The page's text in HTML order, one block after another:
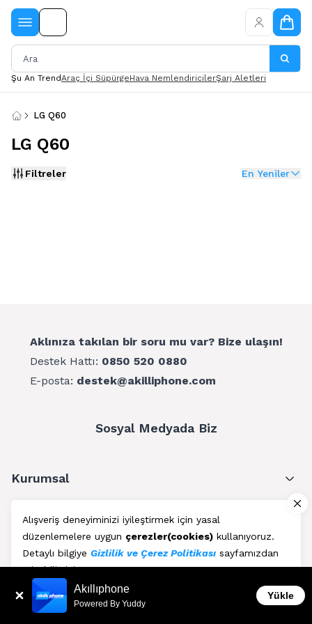
Alışveriş deneyiminizi iyileştirmek için yasal
düzenlemelere uygun çerezler(cookies) kullanıyoruz.
Detaylı bilgiye Gizlilik ve Çerez Politikası sayfamızdan
erişebilirsiniz.
Kabul Et
Şu An TrendAraç İçi SüpürgeHava NemlendiricilerŞarj Aletleri
LG Q60
LG Q60
Filtreler En Yeniler
Aklınıza takılan bir soru mu var? Bize ulaşın!
Destek Hattı: 0850 520 0880
E-posta: destek@akilliphone.com
Sosyal Medyada Biz
Kurumsal
Müşteri Hizmetleri
Üyelik
Blog Akıllıphone
Powered By Yuddy
Yükle